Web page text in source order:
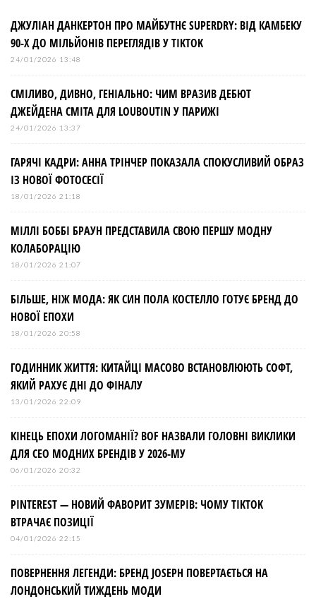
ДЖУЛІАН ДАНКЕРТОН ПРО МАЙБУТНЄ SUPERDRY: ВІД КАМБЕКУ
90-Х ДО МІЛЬЙОНІВ ПЕРЕГЛЯДІВ У TIKTOK
24/01/2026 13:48
СМІЛИВО, ДИВНО, ГЕНІАЛЬНО: ЧИМ ВРАЗИВ ДЕБЮТ
ДЖЕЙДЕНА СМІТА ДЛЯ LOUBOUTIN У ПАРИЖІ
24/01/2026 13:37
ГАРЯЧІ КАДРИ: АННА ТРІНЧЕР ПОКАЗАЛА СПОКУСЛИВИЙ ОБРАЗ
ІЗ НОВОЇ ФОТОСЕСІЇ
18/01/2026 21:18
МІЛЛІ БОББІ БРАУН ПРЕДСТАВИЛА СВОЮ ПЕРШУ МОДНУ
КОЛАБОРАЦІЮ
18/01/2026 21:07
БІЛЬШЕ, НІЖ МОДА: ЯК СИН ПОЛА КОСТЕЛЛО ГОТУЄ БРЕНД ДО
НОВОЇ ЕПОХИ
18/01/2026 20:58
ГОДИННИК ЖИТТЯ: КИТАЙЦІ МАСОВО ВСТАНОВЛЮЮТЬ СОФТ,
ЯКИЙ РАХУЄ ДНІ ДО ФІНАЛУ
13/01/2026 22:09
КІНЕЦЬ ЕПОХИ ЛОГОМАНІЇ? BOF НАЗВАЛИ ГОЛОВНІ ВИКЛИКИ
ДЛЯ СЕО МОДНИХ БРЕНДІВ У 2026-МУ
06/01/2026 20:32
PINTEREST — НОВИЙ ФАВОРИТ ЗУМЕРІВ: ЧОМУ TIKTOK
ВТРАЧАЄ ПОЗИЦІЇ
04/01/2026 22:15
ПОВЕРНЕННЯ ЛЕГЕНДИ: БРЕНД JOSEPH ПОВЕРТАЄТЬСЯ НА
ЛОНДОНСЬКИЙ ТИЖДЕНЬ МОДИ